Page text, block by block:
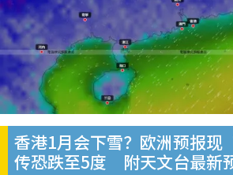
香港1月会下雪？欧洲预报
传恐跌至5度 附天文台最新